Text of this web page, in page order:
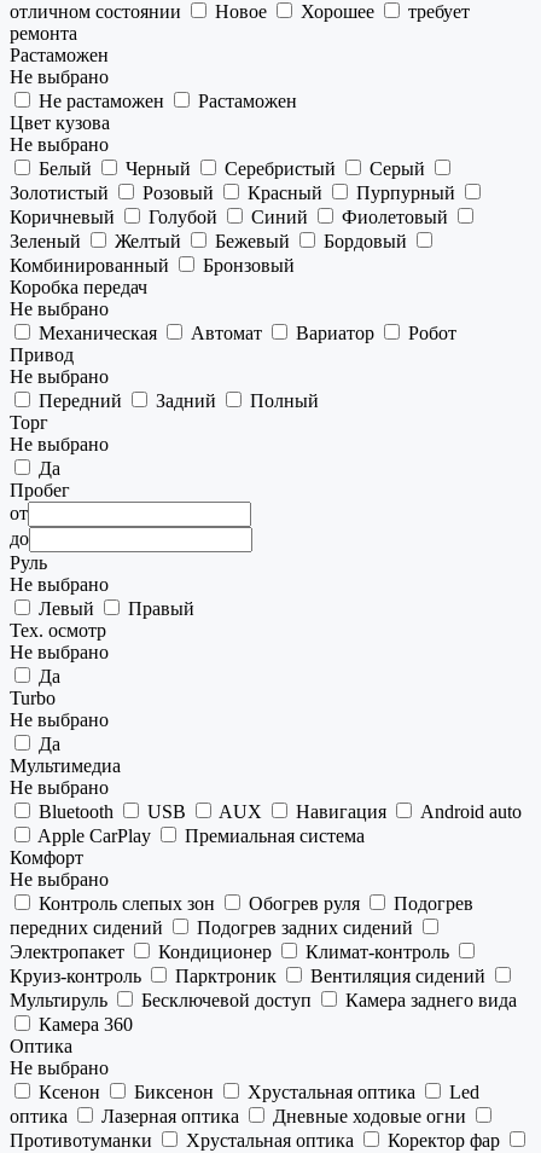
отличном состоянии
Новое Хорошее
требует
ремонта
Растаможен
Не выбрано
Не растаможен
Растаможен
Цвет кузова
Не выбрано
Белый
Черный Серебристый
Серый
Золотистый
Розовый Красный
Пурпурный
Коричневый
Голубой Синий
Фиолетовый
Зеленый
Желтый Бежевый
Бордовый
Комбинированный
Бронзовый
Коробка передач
Не выбрано
Механическая
Автомат Вариатор
Робот
Привод
Не выбрано
Передний
Задний
Полный
Торг
Не выбрано
Да
Пробег
от
до
Руль
Не выбрано
Левый
Правый
Тех. осмотр
Не выбрано
Да
Turbo
Не выбрано
Да
Мультимедиа
Не выбрано
Bluetooth
USB AUX Навигация
Android auto
Apple CarPlay
Премиальная система
Комфорт
Не выбрано
Контроль слепых зон
Обогрев руля
Подогрев
передних сидений
Подогрев задних сидений
Электропакет
Кондиционер
Климат-контроль
Круиз-контроль
Парктроник
Вентиляция сидений
Мультируль
Бесключевой доступ
Камера заднего вида
Камера 360
Оптика
Не выбрано
Ксенон
Биксенон Хрустальная оптика
Led
оптика
Лазерная оптика
Дневные ходовые огни
Противотуманки
Хрустальная оптика
Коректор фар